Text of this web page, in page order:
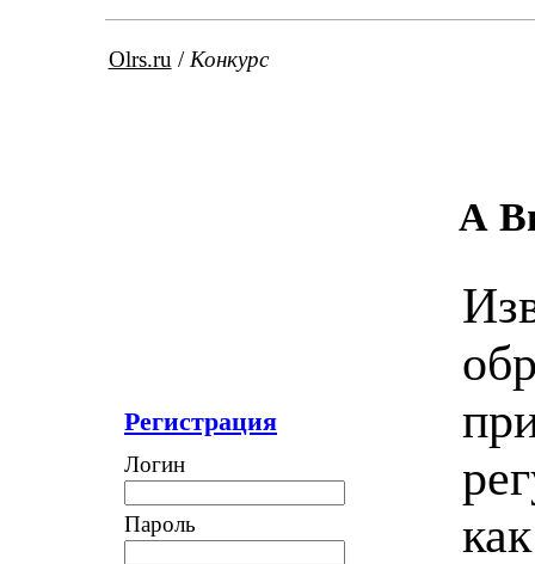
Olrs.ru / Конкурс
Регистрация
Логин
Пароль
А